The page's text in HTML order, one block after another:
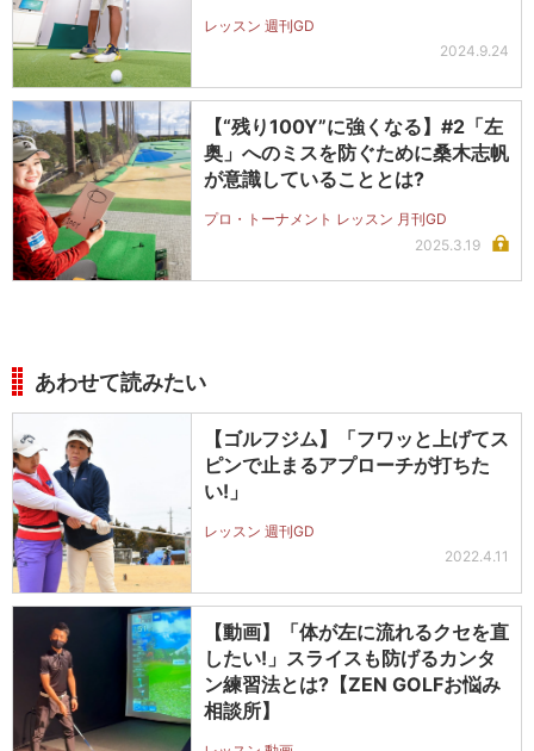
レッスン 週刊GD
2024.9.24
【“残り100Y”に強くなる】#2「左
奥」へのミスを防ぐために桑木志帆
が意識していることとは?
プロ・トーナメント レッスン 月刊GD
2025.3.19
あわせて読みたい
【ゴルフジム】「フワッと上げてス
ピンで止まるアプローチが打ちた
い!」
レッスン 週刊GD
2022.4.11
【動画】「体が左に流れるクセを直
したい!」スライスも防げるカンタ
ン練習法とは?【ZEN GOLFお悩み
相談所】